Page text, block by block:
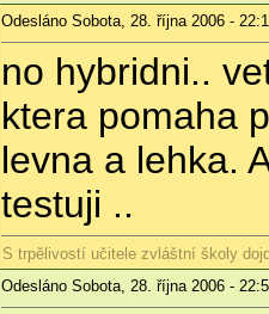
Odesláno Sobota, 28. října 2006 -
no hybridni..
ktera pomaha
levna a lehka.
testuji ..
S trpělivostí učitele zvláštní školy
Odesláno Sobota, 28. října 2006 -